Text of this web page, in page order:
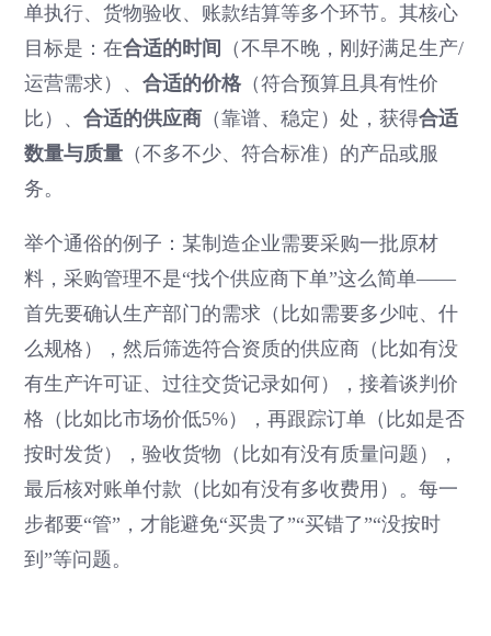
单执行、货物验收、账款结算等多个环节。其核心
目标是：在合适的时间
（不早不晚，刚好满足生产/
运营需求）、合适的价格 （符合预算且具有性价
比）、合适的供应商 （靠谱、稳定）处，获得合适
数量与质量 （不多不少、符合标准）的产品或服
务。
举个通俗的例子：某制造企业需要采购一批原材
料，采购管理不是“找个供应商下单”这么简单——
首先要确认生产部门的需求（比如需要多少吨、什
么规格），然后筛选符合资质的供应商（比如有没
有生产许可证、过往交货记录如何），接着谈判价
格（比如比市场价低5%），再跟踪订单（比如是否
按时发货），验收货物（比如有没有质量问题），
最后核对账单付款（比如有没有多收费用）。每一
步都要“管”，才能避免“买贵了”“买错了”“没按时
到”等问题。